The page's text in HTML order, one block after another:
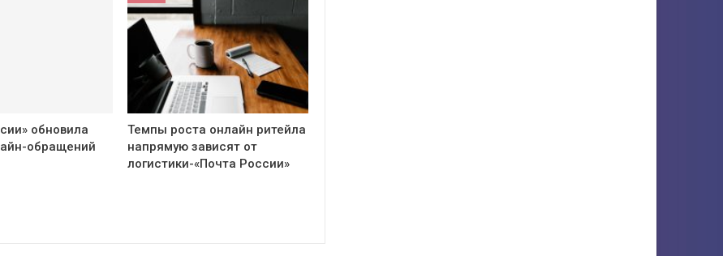
обновила
обращений
Темпы роста онлайн ритейла
напрямую зависят от
логистики-«Почта России»